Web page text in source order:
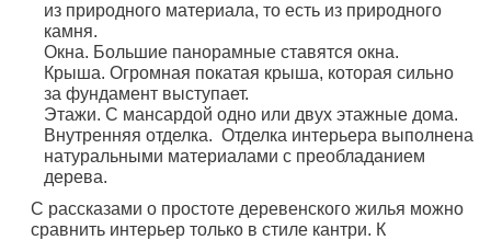
из природного материала, то есть из природного
камня.
Окна. Большие панорамные ставятся окна.
Крыша. Огромная покатая крыша, которая сильно
за фундамент выступает.
Этажи. С мансардой одно или двух этажные дома.
Внутренняя отделка. Отделка интерьера выполнена
натуральными материалами с преобладанием
дерева.
С рассказами о простоте деревенского жилья можно
сравнить интерьер только в стиле кантри. К